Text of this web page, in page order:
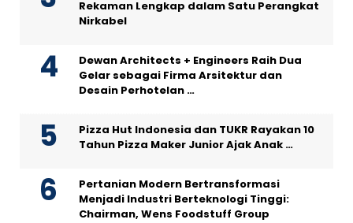
Rekaman Lengkap dalam Satu Perangkat
Nirkabel
Dewan Architects + Engineers Raih Dua
Gelar sebagai Firma Arsitektur dan
Desain Perhotelan …
Pizza Hut Indonesia dan TUKR Rayakan 10
Tahun Pizza Maker Junior Ajak Anak …
Pertanian Modern Bertransformasi
Menjadi Industri Berteknologi Tinggi:
Chairman, Wens Foodstuff Group